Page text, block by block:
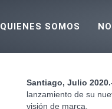
QUIENES SOMOS
Santiago, Julio
lanzamiento de su
visión de marca.